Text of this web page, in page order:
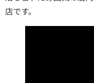
店です。